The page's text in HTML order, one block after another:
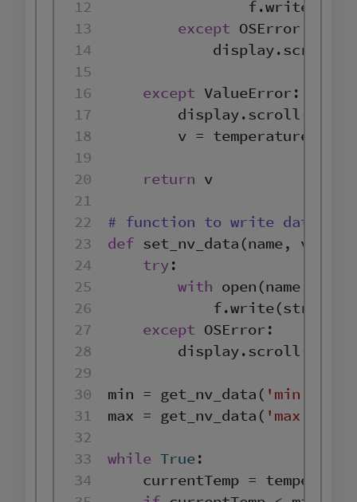
12
                f.write(
13
except
14
            display.scroll(
15
16
except
17
        display.scroll(
18
19
20
return
v
21
22
# function to write data
23
def set_nv_data (name, value
24
try
25
with open (name,
26
            f.write(
str
27
except
28
        display.scroll(
29
30
min = get_nv_data( 'min.txt'
31
max = get_nv_data( 'max.txt'
32
33
while True
34